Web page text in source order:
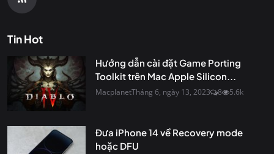
Tin Hot
Hướng dẫn cài đặt Game Porting
Toolkit trên Mac Apple Silicon...
MacplanetTháng 6, ngày 13, 2023 8 5.6k
Đưa iPhone 14 về Recovery mode
hoặc DFU